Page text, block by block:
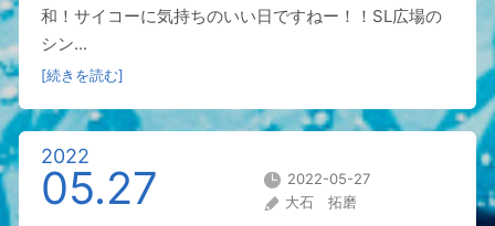
和！サイコーに気持ちのいい日ですねー！！SL広場の
シン...
[続きを読む]
2022
05.27
2022-05-27
大石 拓磨